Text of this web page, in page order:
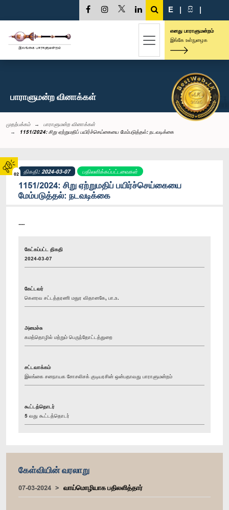
02
E | සි |
எனது பாராளுமன்றம்
இங்கே உள்நுழைக
பாராளுமன்ற வினாக்கள்
முதற்பக்கம்
பாராளுமன்ற வினாக்கள்
1151/2024: சிறு ஏற்றுமதிப் பயிர்ச்செய்கையை மேம்படுத்தல்: நடவடிக்கை
திகதி: 2024-03-07 பதிலளிக்கப்பட்டவைகள்
1151/2024: சிறு ஏற்றுமதிப் பயிர்ச்செய்கையை
மேம்படுத்தல்: நடவடிக்கை
----
கேட்கப்பட்ட திகதி
2024-03-07
கேட்டவர்
கௌரவ சட்டத்தரணி மதுர விதானகே, பா.உ.
அமைச்சு
கமத்தொழில் மற்றும் பெருந்தோட்டத்துறை
சட்டவாக்கம்
இலங்கை சனநாயக சோசலிசக் குடியரசின் ஒன்பதாவது பாராளுமன்றம்
கூட்டத்தொடர்
5 வது கூட்டத்தொடர்
கேள்வியின் வரலாறு
07-03-2024 வாய்மொழியாக பதிலளித்தார்